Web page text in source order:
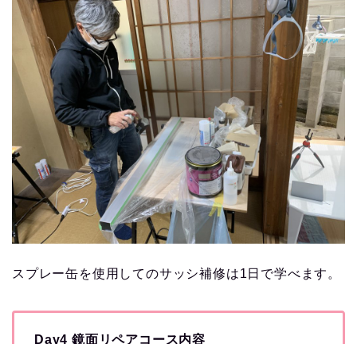
スプレー缶を使用してのサッシ補修は1日で学べます。
Day4 鏡面リペアコース内容